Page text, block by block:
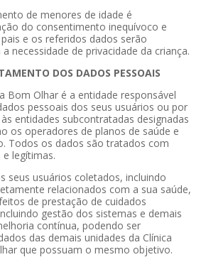
de menores de idade é
do consentimento inequívoco e
e os referidos dados serão
necessidade de privacidade da criança.
DOS DADOS PESSOAIS
Bom Olhar é a entidade responsável
pessoais dos seus usuários ou por
entidades subcontratadas designadas
os operadores de planos de saúde e
Todos os dados são tratados com
legítimas.
seus usuários coletados, incluindo
relacionados com a sua saúde,
de prestação de cuidados
gestão dos sistemas e demais
contínua, podendo ser
das demais unidades da Clínica
que possuam o mesmo objetivo.